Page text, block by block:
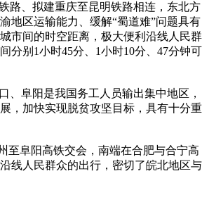
路、拟建重庆至昆明铁路相连，东北方
地区运输能力、缓解“蜀道难”问题具有
市间的时空距离，极大便利沿线人民群
分别1小时45分、1小时10分、47分钟可
阜阳是我国务工人员输出集中地区，
，加快实现脱贫攻坚目标，具有十分重
阜阳高铁交会，南端在合肥与合宁高
线人民群众的出行，密切了皖北地区与